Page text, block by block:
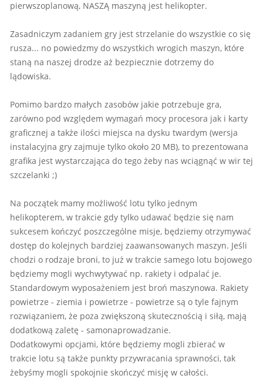
pierwszoplanową, NASZĄ maszyną jest helikopter.
Zasadniczym zadaniem gry jest strzelanie do wszystkie co się
rusza... no powiedzmy do wszystkich wrogich maszyn, które
staną na naszej drodze aż bezpiecznie dotrzemy do
lądowiska.
Pomimo bardzo małych zasobów jakie potrzebuje gra,
zarówno pod względem wymagań mocy procesora jak i karty
graficznej a także ilości miejsca na dysku twardym (wersja
instalacyjna gry zajmuje tylko około 20 MB), to prezentowana
grafika jest wystarczająca do tego żeby nas wciągnąć w wir tej
szczelanki ;)
Na początek mamy możliwość lotu tylko jednym
helikopterem, w trakcie gdy tylko udawać będzie się nam
sukcesem kończyć poszczególne misje, będziemy otrzymywać
dostęp do kolejnych bardziej zaawansowanych maszyn. Jeśli
chodzi o rodzaje broni, to już w trakcie samego lotu bojowego
będziemy mogli wychwytywać np. rakiety i odpalać je.
Standardowym wyposażeniem jest broń maszynowa. Rakiety
powietrze - ziemia i powietrze - powietrze są o tyle fajnym
rozwiązaniem, że poza zwiększoną skutecznością i siłą, mają
dodatkową zaletę - samonaprowadzanie.
Dodatkowymi opcjami, które będziemy mogli zbierać w
trakcie lotu są także punkty przywracania sprawności, tak
żebyśmy mogli spokojnie skończyć misję w całości.